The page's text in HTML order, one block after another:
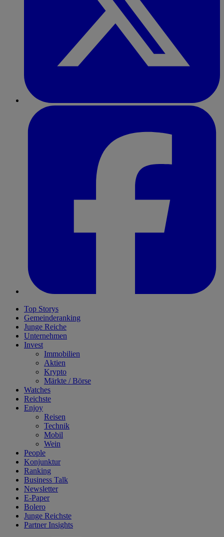
Top Storys
Gemeinderanking
Junge Reiche
Unternehmen
Invest
Immobilien
Aktien
Krypto
Märkte / Börse
Watches
Reichste
Enjoy
Reisen
Technik
Mobil
Wein
People
Konjunktur
Ranking
Business Talk
Newsletter
E-Paper
Bolero
Junge Reichste
Partner Insights